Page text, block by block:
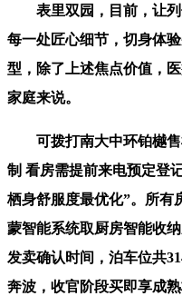
表里双园，目前，让列
每一处匠心细节，切身体
型，除了上述焦点价值，
家庭来说。
可拨打南大中环铂樾售
制 看房需提前来电预定登
栖身舒服度最优化”。所有
蒙智能系统取厨房智能收
发卖确认时间，泊车位共
奔波，收官阶段买即享成